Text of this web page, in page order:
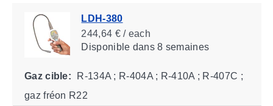
LDH-380
244,64 € / each
Disponibledans 8 semaines
Gaz cible:
R-134A ; R-404A ; R-410A ; R-407C ;
gaz fréon R22